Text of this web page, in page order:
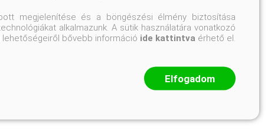
megjelenítése és a böngészési élmény biztosítása
alkalmazunk. A sütik használatára vonatkozó
lehetőségeiről bővebb információ ide kattintva érhető el.
Elfogadom